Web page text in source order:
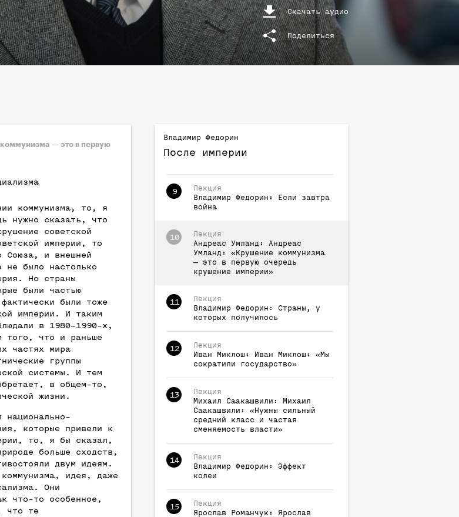
Скачать аудио
Поделиться
— это в первую
коммунизма, то, я
нужно сказать, что
советской
империи, то
Союза, и внешней
не было настолько
Но страны
были частью
были тоже
империи. И таким
в 1980–1990-х,
того, что и раньше
частях мира
группы
системы. И тем
в общем-то,
жизни.
национально-
которые привели к
то, я бы сказал,
больше сходств,
двум идеям.
идея, даже
Они
что-то особенное,
что те
Владимир Федорин
После империи
9
Лекция
Владимир
Федорин :
Если завтра
война
10
Лекция
Андреас
Умланд :
Андреас
Умланд: «Крушение коммунизма
— это в первую очередь
крушение империи»
11
Лекция
Владимир
Федорин :
Страны, у
которых получилось
12
Лекция
Иван
Миклош :
Иван Миклош: «Мы
сократили государство»
13
Лекция
Михаил
Саакашвили :
Михаил
Саакашвили: «Нужны сильный
средний класс и частая
сменяемость власти»
14
Лекция
Владимир
Федорин :
Эффект
колеи
15
Лекция
Ярослав
Романчук :
Ярослав